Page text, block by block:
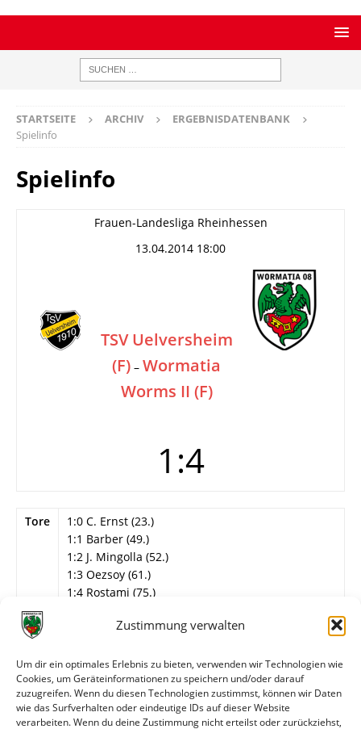
Zustimmung verwalten
Um dir ein optimales Erlebnis zu bieten, verwenden wir Technologien wie
Cookies, um Geräteinformationen zu speichern und/oder darauf
zuzugreifen. Wenn du diesen Technologien zustimmst, können wir Daten
wie das Surfverhalten oder eindeutige IDs auf dieser Website
verarbeiten. Wenn du deine Zustimmung nicht erteilst oder zurückziehst,
STARTSEITE ARCHIV
ERGEBNISDATENBANK
Spielinfo
Spielinfo
Frauen-Landesliga Rheinhessen
13.04.2014 18:00
TSV Uelversheim
(F) – Wormatia
Worms II (F)
1:4
Tore
1:0 C. Ernst (23.)
1:1 Barber (49.)
1:2 J. Mingolla (52.)
1:3 Oezsoy (61.)
1:4 Rostami (75.)
Info
21. Spieltag
Siemann – Hofmann, Schwickert, Barber,
Heiderich, Walper, Rostami, J. Mingolla, D.
Mingolla, M. Mingolla, Oezsoy.